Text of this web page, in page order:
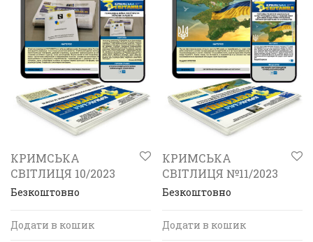
КРИМСЬКА
СВІТЛИЦЯ 10/2023
Безкоштовно
Додати в кошик
КРИМСЬКА
СВІТЛИЦЯ №11/2023
Безкоштовно
Додати в кошик